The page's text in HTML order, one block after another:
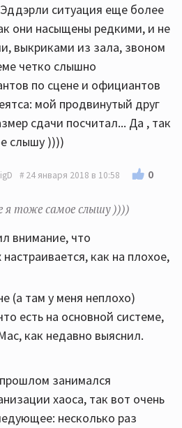
ситуация еще более
они насыщены редкими, и не
выкриками из зала, звоном
четко слышно
по сцене и официантов
мой продвинутый друг
сдачи посчитал... Да , так
слышу ))))
24 января 2018 в 10:58 0
тоже самое слышу ))))
внимание, что
как на плохое,
(а там у меня неплохо)
есть на основной системе,
как недавно выяснил.
занимался
хаоса, так вот очень
несколько раз